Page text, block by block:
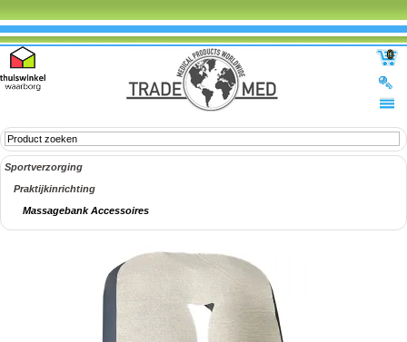
0
Sportverzorging
Praktijkinrichting
Massagebank Accessoires